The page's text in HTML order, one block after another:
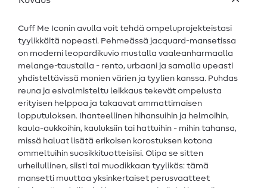
Cuff Me Iconin avulla voit tehdä ompeluprojekteistasi
tyylikkäitä nopeasti. Pehmeässä jacquard-mansetissa
on moderni leopardikuvio mustalla vaaleanharmaalla
melange-taustalla - rento, urbaani ja samalla upeasti
yhdisteltävissä monien värien ja tyylien kanssa. Puhdas
reuna ja esivalmisteltu leikkaus tekevät ompelusta
erityisen helppoa ja takaavat ammattimaisen
lopputuloksen. Ihanteellinen hihansuihin ja helmoihin,
kaula-aukkoihin, kauluksiin tai hattuihin - mihin tahansa,
missä haluat lisätä erikoisen korostuksen kotona
ommeltuihin suosikkituotteisiisi. Olipa se sitten
urheilullinen, siisti tai muodikkaan tyylikäs: tämä
mansetti muuttaa yksinkertaiset perusvaatteet